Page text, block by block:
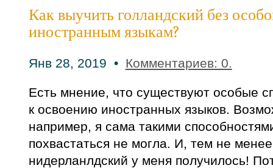
Как выучить голландский без
иностранным языкам?
Янв 28, 2019 • Комментариев: 0.
Есть мнение, что существуют особые
к освоению иностранных языков.
например, я сама такими
похвастаться не могла. И, тем не
нидерланлдский у меня получилось!